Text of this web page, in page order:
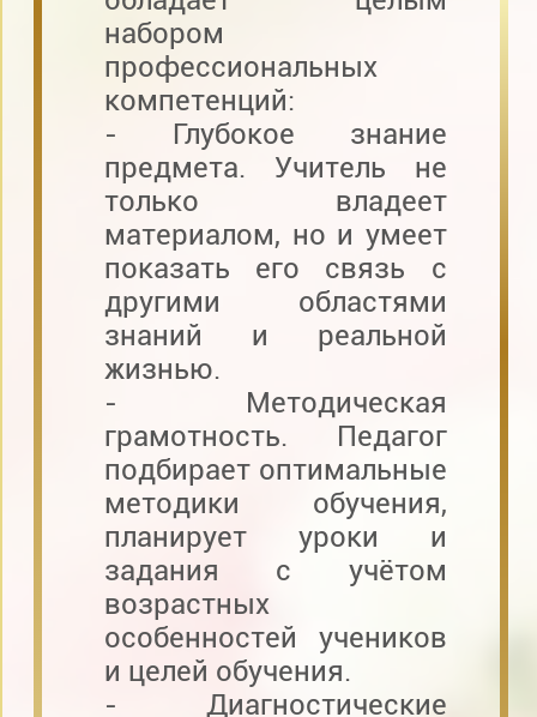
набором
профессиональных
компетенций:
- Глубокое знание
предмета. Учитель не
только владеет
материалом, но и умеет
показать его связь с
другими областями
знаний и реальной
жизнью.
- Методическая
грамотность. Педагог
подбирает оптимальные
методики обучения,
планирует уроки и
задания с учётом
возрастных
особенностей учеников
и целей обучения.
- Диагностические